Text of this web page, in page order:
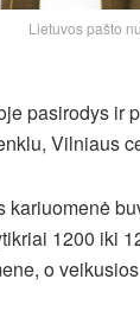
Lietuvos pašto
pasirodys ir
Vilniaus
kariuomenė
1200 iki
o